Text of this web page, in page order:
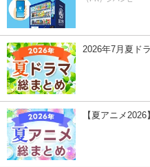
2026年7月夏ド
【夏アニメ